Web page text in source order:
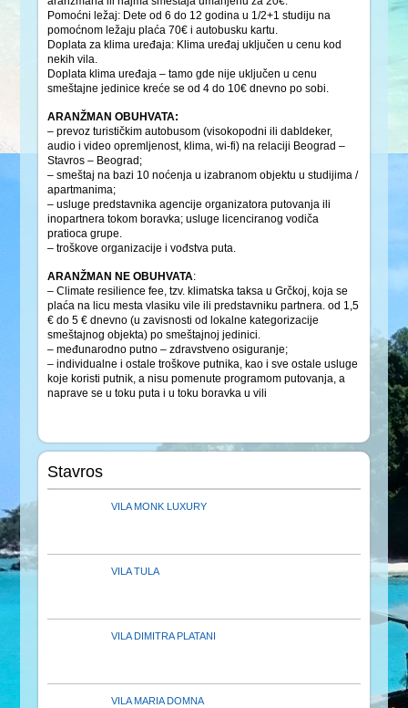
Pomoćni ležaj: Dete od 6 do 12 godina u 1/2+1 studiju na
pomoćnom ležaju plaća 70€ i autobusku kartu.
Doplata za klima uređaja: Klima uređaj uključen u cenu kod
nekih vila.
Doplata klima uređaja – tamo gde nije uključen u cenu
smeštajne jedinice kreće se od 4 do 10€ dnevno po sobi.
ARANŽMAN OBUHVATA:
– prevoz turističkim autobusom (visokopodni ili dabldeker,
audio i video opremljenost, klima, wi-fi) na relaciji Beograd –
Stavros – Beograd;
– smeštaj na bazi 10 noćenja u izabranom objektu u studijima /
apartmanima;
– usluge predstavnika agencije organizatora putovanja ili
inopartnera tokom boravka; usluge licenciranog vodiča
pratioca grupe.
– troškove organizacije i vođstva puta.
ARANŽMAN NE OBUHVATA:
– Climate resilience fee, tzv. klimatska taksa u Grčkoj, koja se
plaća na licu mesta vlasiku vile ili predstavniku partnera. od 1,5
€ do 5 € dnevno (u zavisnosti od lokalne kategorizacije
smeštajnog objekta) po smeštajnoj jedinici.
– međunarodno putno – zdravstveno osiguranje;
– individualne i ostale troškove putnika, kao i sve ostale usluge
koje koristi putnik, a nisu pomenute programom putovanja, a
naprave se u toku puta i u toku boravka u vili
Stavros
VILA MONK LUXURY
VILA TULA
VILA DIMITRA PLATANI
VILA MARIA DOMNA